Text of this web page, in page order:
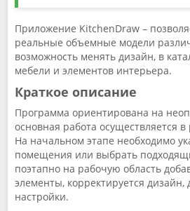
Приложение KitchenDraw –
реальные объемные модели
возможность менять дизайн, в
мебели и элементов интерьера.
Краткое описание
Программа ориентирована на
основная работа осуществляется
На начальном этапе необходимо
помещения или выбрать
поэтапно на рабочую область
элементы, корректируется
настройки.